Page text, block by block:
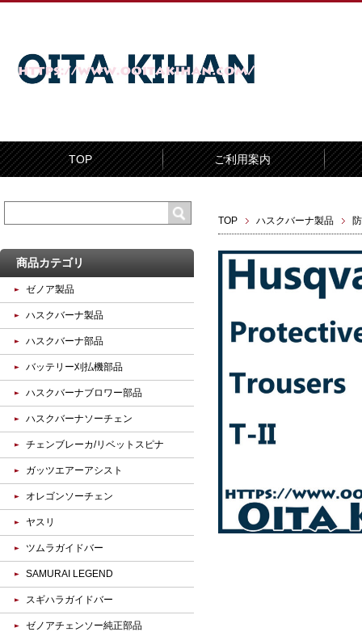
TOP ご利用案内
TOP ハスクバーナ製品
商品カテゴリ
ゼノア製品
ハスクバーナ製品
ハスクバーナ部品
バッテリー刈払機部品
ハスクバーナブロワー部品
ハスクバーナソーチェン
チェンブレーカ/リベットスピナ
ガッツエアーアシスト
オレゴンソーチェン
ヤスリ
ツムラガイドバー
SAMURAI LEGEND
スギハラガイドバー
ゼノアチェンソー純正部品